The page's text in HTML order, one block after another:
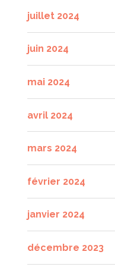
juillet 2024
juin 2024
mai 2024
avril 2024
mars 2024
février 2024
janvier 2024
décembre 2023